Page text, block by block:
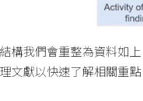
構我們會重整為資料如
文獻以快速了解相關重點